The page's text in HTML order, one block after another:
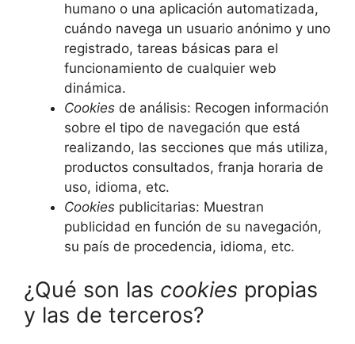
humano o una aplicación automatizada,
cuándo navega un usuario anónimo y uno
registrado, tareas básicas para el
funcionamiento de cualquier web
dinámica.
Cookies de análisis: Recogen información
sobre el tipo de navegación que está
realizando, las secciones que más utiliza,
productos consultados, franja horaria de
uso, idioma, etc.
Cookies publicitarias: Muestran
publicidad en función de su navegación,
su país de procedencia, idioma, etc.
¿Qué son las cookies propias
y las de terceros?